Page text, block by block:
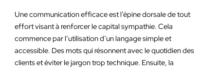
Une communication efficace est l’épine dorsale de tout
effort visant à renforcer le capital sympathie. Cela
commence par l’utilisation d’un langage simple et
accessible. Des mots qui résonnent avec le quotidien des
clients et éviter le jargon trop technique. Ensuite, la